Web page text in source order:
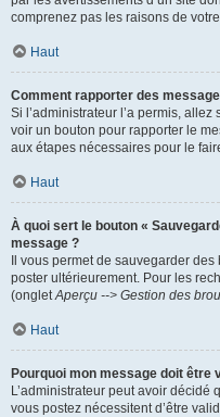
comprenez pas les raisons de
Haut
Comment rapporter des
Si l’administrateur l’a permis,
voir un bouton pour rapporter le
aux étapes nécessaires pour le
Haut
À quoi sert le bouton «
message ?
Il vous permet de sauvegarder
poster ultérieurement. Pour les
(ongletAperçu --> Gestion des
Haut
Pourquoi mon message doit être
L’administrateur peut avoir décidé
vous postez nécessitent d’être